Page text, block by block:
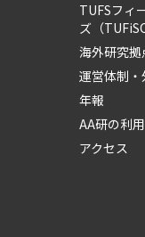
TUFSフィ
ズ（
海外研究拠
運営体制・
年報
AA研の利
アクセス